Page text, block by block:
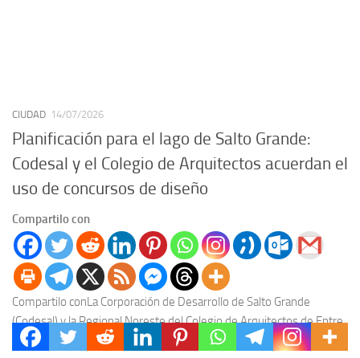
CIUDAD 14/07/2026
Planificación para el lago de Salto Grande:
Codesal y el Colegio de Arquitectos acuerdan el
uso de concursos de diseño
Compartilo con
Compartilo conLa Corporación de Desarrollo de Salto Grande
(Codesal) y la Regional Noreste del Colegio de Arquitectos de Entre
Ríos (Caper) formalizaron un acuerdo de...